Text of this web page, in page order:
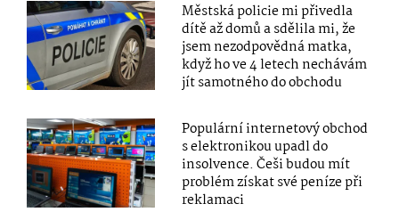
Městská policie mi přivedla
dítě až domů a sdělila mi, že
jsem nezodpovědná matka,
když ho ve 4 letech nechávám
jít samotného do obchodu
Populární internetový obchod
s elektronikou upadl do
insolvence. Češi budou mít
problém získat své peníze při
reklamaci